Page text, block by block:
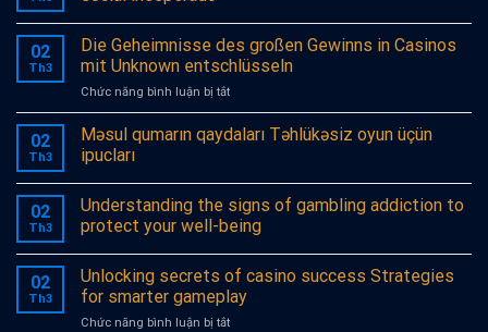
02
Th3
Die Geheimnisse des großen Gewinns in Casinos
mit Unknown entschlüsseln
Chức năng bình luận bị tắtở
Die
Geheimnisse
Gewinns
in
Casinos
Unknown
entschlüsseln
02
Th3
Məsul qumarın qaydaları Təhlükəsiz oyun üçün
ipucları
02
Th3
Understanding the signs of gambling addiction to
protect your well-being
02
Th3
Unlocking secrets of casino success Strategies
for smarter gameplay
Chức năng bình luận bị tắtở